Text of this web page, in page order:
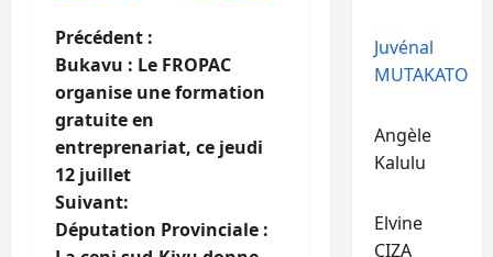
N
a
v
i
g
Précédent :
Bukavu : Le FROPAC
organise une formation
gratuite en
entreprenariat, ce jeudi
12 juillet
Suivant:
Députation Provinciale :
Juvénal
MUTAKATO
Angèle
Kalulu
Elvine
CIZA